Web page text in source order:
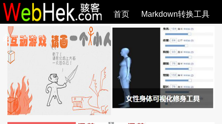
首页 Markdown转换工具
必观作品 SVG教程 SVG手册 全部文章